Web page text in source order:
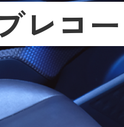
レコ